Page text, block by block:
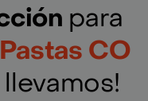
para
CO